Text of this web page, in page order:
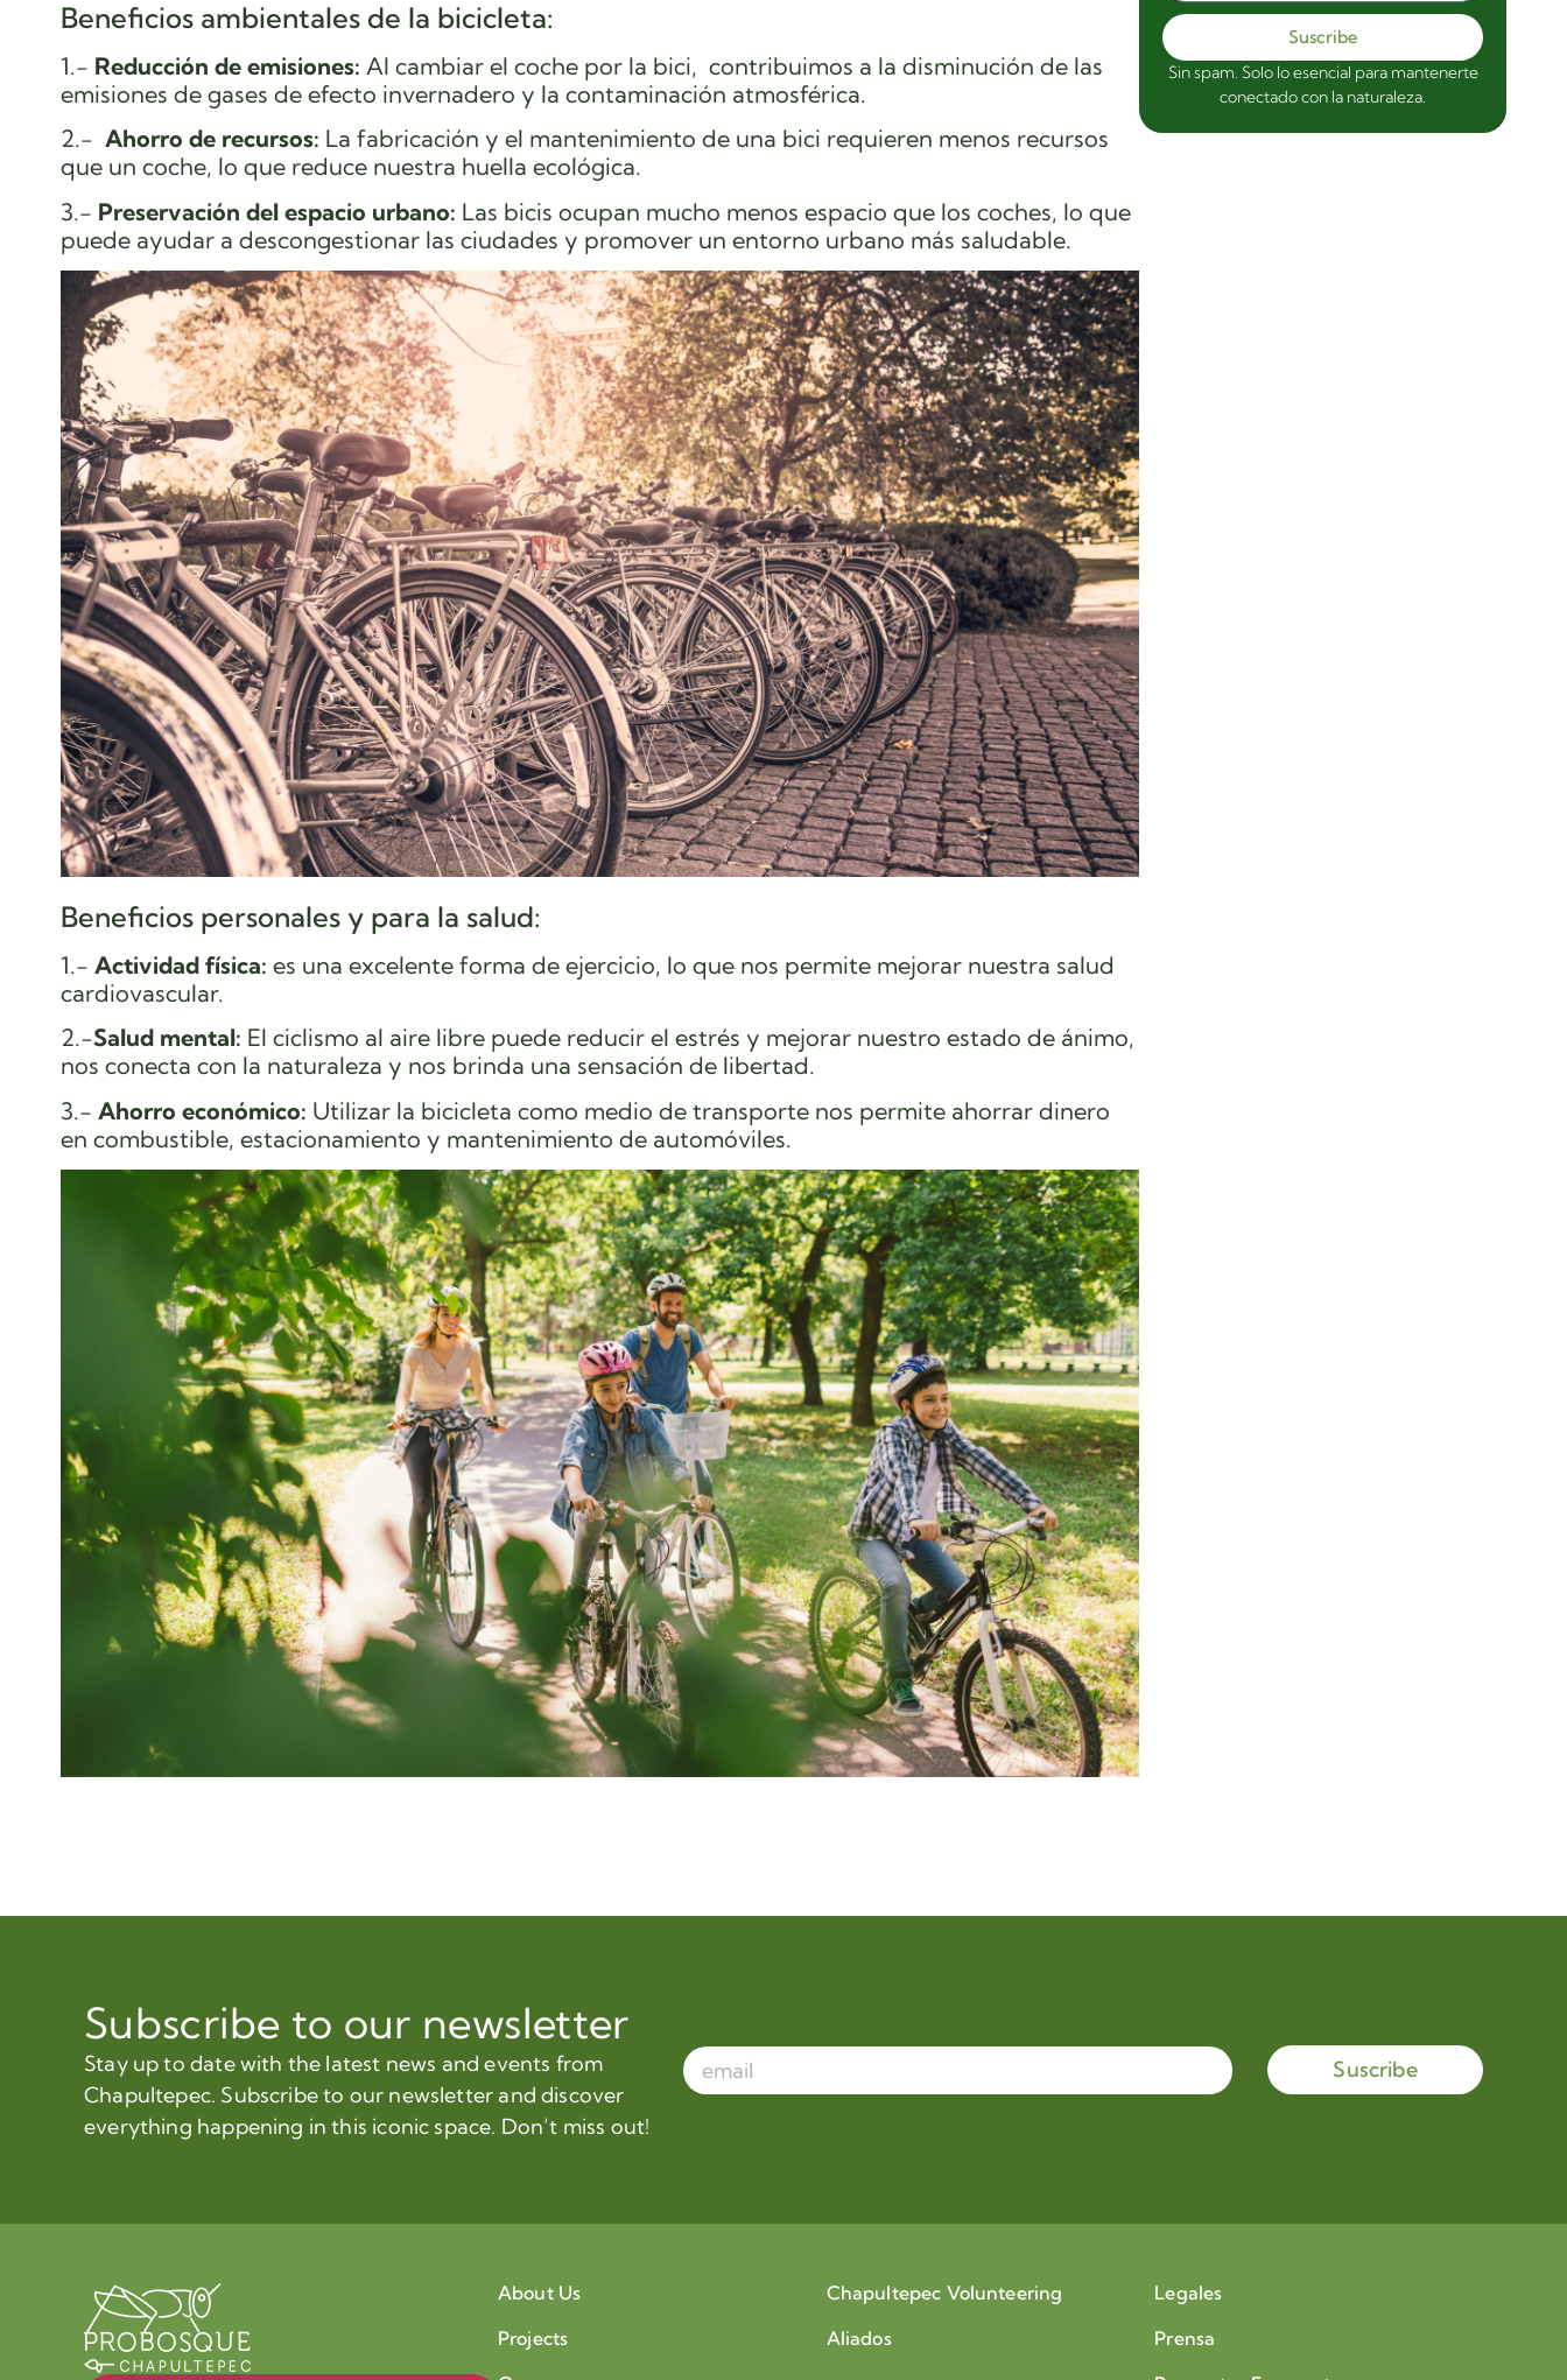
Beneficios ambientales de la bicicleta:
1.- Reducción de emisiones: Al cambiar el coche por la bici, contribuimos a la disminución de las
emisiones de gases de efecto invernadero y la contaminación atmosférica.
2.- Ahorro de recursos: La fabricación y el mantenimiento de una bici requieren menos recursos
que un coche, lo que reduce nuestra huella ecológica.
3.- Preservación del espacio urbano: Las bicis ocupan mucho menos espacio que los coches, lo que
puede ayudar a descongestionar las ciudades y promover un entorno urbano más saludable.
Beneficios personales y para la salud:
1.- Actividad física: es una excelente forma de ejercicio, lo que nos permite mejorar nuestra salud
cardiovascular.
2.-Salud mental: El ciclismo al aire libre puede reducir el estrés y mejorar nuestro estado de ánimo,
nos conecta con la naturaleza y nos brinda una sensación de libertad.
3.- Ahorro económico: Utilizar la bicicleta como medio de transporte nos permite ahorrar dinero
en combustible, estacionamiento y mantenimiento de automóviles.
Suscribe
Sin spam. Solo lo esencial para mantenerte
conectado con la naturaleza.
Subscribe to our newsletter
Stay up to date with the latest news and events from
Chapultepec. Subscribe to our newsletter and discover
everything happening in this iconic space. Don’t miss out!
Suscribe
About Us
Projects
Chapultepec Volunteering
Aliados
Legales
Prensa